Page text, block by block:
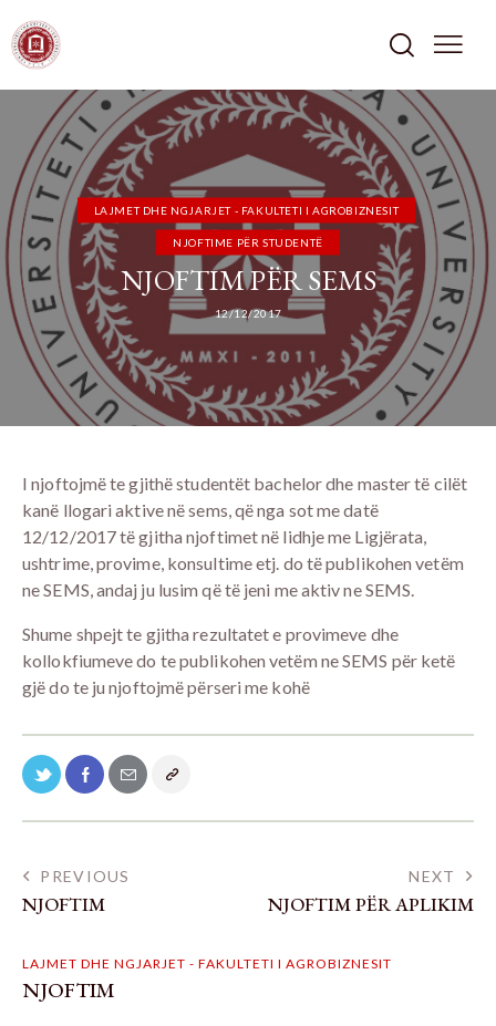
LAJMET DHE NGJARJET - FAKULTETI I AGROBIZNESIT
NJOFTIME PËR STUDENTË
NJOFTIM PËR SEMS
12/12/2017
I njoftojmë te gjithë studentët bachelor dhe master të cilët
kanë llogari aktive në sems, që nga sot me datë
12/12/2017 të gjitha njoftimet në lidhje me Ligjërata,
ushtrime, provime, konsultime etj. do të publikohen vetëm
ne SEMS, andaj ju lusim që të jeni me aktiv ne SEMS.
Shume shpejt te gjitha rezultatet e provimeve dhe
kollokfiumeve do te publikohen vetëm ne SEMS për ketë
gjë do te ju njoftojmë përseri me kohë
PREVIOUS
NJOFTIM
NEXT
NJOFTIM PËR APLIKIM
LAJMET DHE NGJARJET - FAKULTETI I AGROBIZNESIT
NJOFTIM